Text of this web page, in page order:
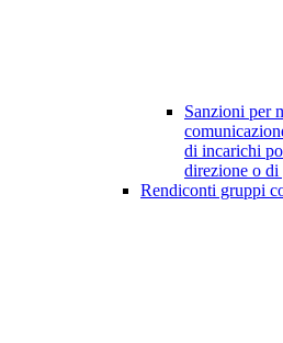
Sanzioni per
di incarichi
direzione o di
Rendiconti gruppi